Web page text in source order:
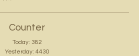
Counter
Today: 382
Yesterday: 4430